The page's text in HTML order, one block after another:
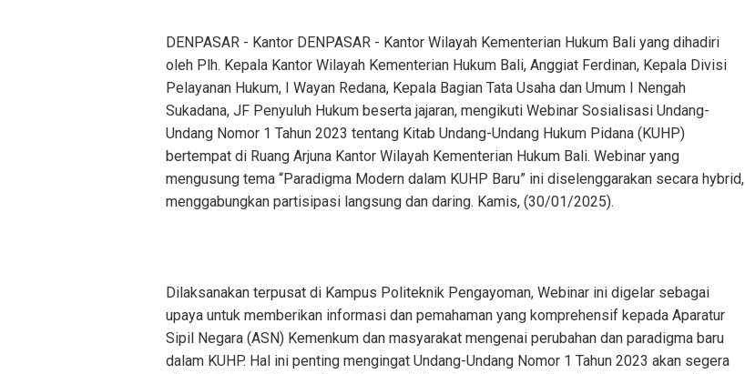
DENPASAR - Kantor DENPASAR - Kantor Wilayah Kementerian Hukum Bali yang dihadiri
oleh Plh. Kepala Kantor Wilayah Kementerian Hukum Bali, Anggiat Ferdinan, Kepala Divisi
Pelayanan Hukum, I Wayan Redana, Kepala Bagian Tata Usaha dan Umum I Nengah
Sukadana, JF Penyuluh Hukum beserta jajaran, mengikuti Webinar Sosialisasi Undang-
Undang Nomor 1 Tahun 2023 tentang Kitab Undang-Undang Hukum Pidana (KUHP)
bertempat di Ruang Arjuna Kantor Wilayah Kementerian Hukum Bali. Webinar yang
mengusung tema “Paradigma Modern dalam KUHP Baru” ini diselenggarakan secara hybrid,
menggabungkan partisipasi langsung dan daring. Kamis, (30/01/2025).
Dilaksanakan terpusat di Kampus Politeknik Pengayoman, Webinar ini digelar sebagai
upaya untuk memberikan informasi dan pemahaman yang komprehensif kepada Aparatur
Sipil Negara (ASN) Kemenkum dan masyarakat mengenai perubahan dan paradigma baru
dalam KUHP. Hal ini penting mengingat Undang-Undang Nomor 1 Tahun 2023 akan segera